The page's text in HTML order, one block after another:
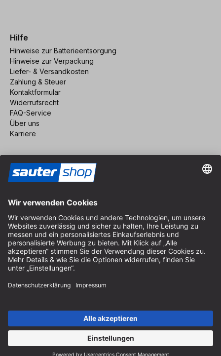
Hilfe
Hinweise zur Batterieentsorgung
Hinweise zur Verpackung
Liefer- & Versandkosten
Zahlung & Steuer
Kontaktformular
Widerrufsrecht
FAQ-Service
Über uns
Karriere
Impressum
AGB
Datenschutz
Cookie-Einstellungen
© 2026 sauter GmbH
* kostenloser Versand ab 150 Euro Bestellwert innerhalb
Deutschlands für die Standard-Paketgrößen - ausgenommen
Sperrgut und Fracht
In Abh. des Lieferlandes kann die MwSt. an der Kasse variieren.